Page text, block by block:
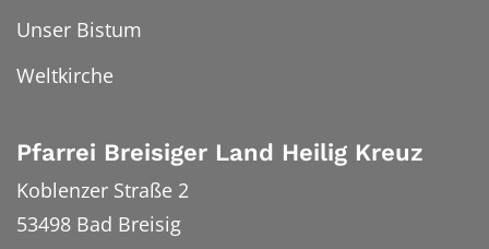
Unser Bistum
Weltkirche
Pfarrei Breisiger Land Heilig Kreuz
Koblenzer Straße 2
53498 Bad Breisig